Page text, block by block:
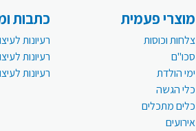
מוצרי פעמית
צלחות וכוסות
סכו"ם
ימי הולדת
כלי הגשה
כלים מתכלים
אירועים
כתבות
רעיונות
רעיונות
רעיונות